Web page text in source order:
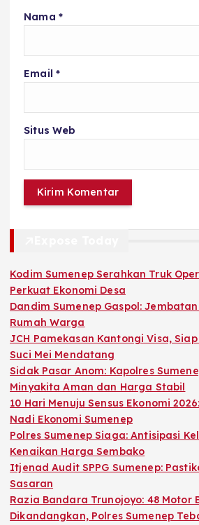
Nama *
Email *
Situs Web
Kodim Sumenep Serahkan Truk
Perkuat Ekonomi Desa
Dandim Sumenep Gaspol:
Rumah Warga
JCH Pamekasan Kantongi Visa,
Suci Mei Mendatang
Sidak Pasar Anom: Kapolres
Minyakita Aman dan Harga Stabil
10 Hari Menuju Sensus Ekonomi
Nadi Ekonomi Sumenep
Polres Sumenep Siaga: Antisipasi
Kenaikan Harga Sembako
Itjenad Audit SPPG Sumenep:
Sasaran
Razia Bandara Trunojoyo: 48 Motor
Dikandangkan, Polres Sumenep